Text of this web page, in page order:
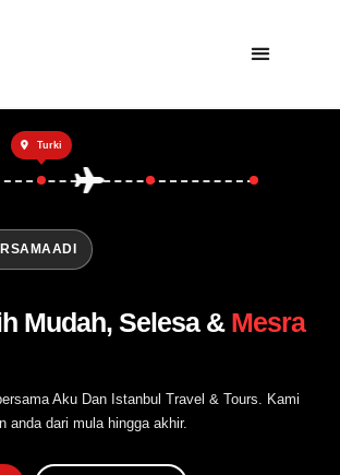
Turki
Mudah, Selesa & Mesra
Aku Dan Istanbul Travel & Tours. Kami
anda dari mula hingga akhir.